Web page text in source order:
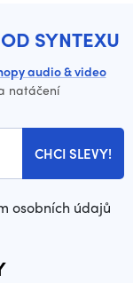
SYNTEXU
audio & video
natáčení
CHCI SLEVY!
osobních údajů